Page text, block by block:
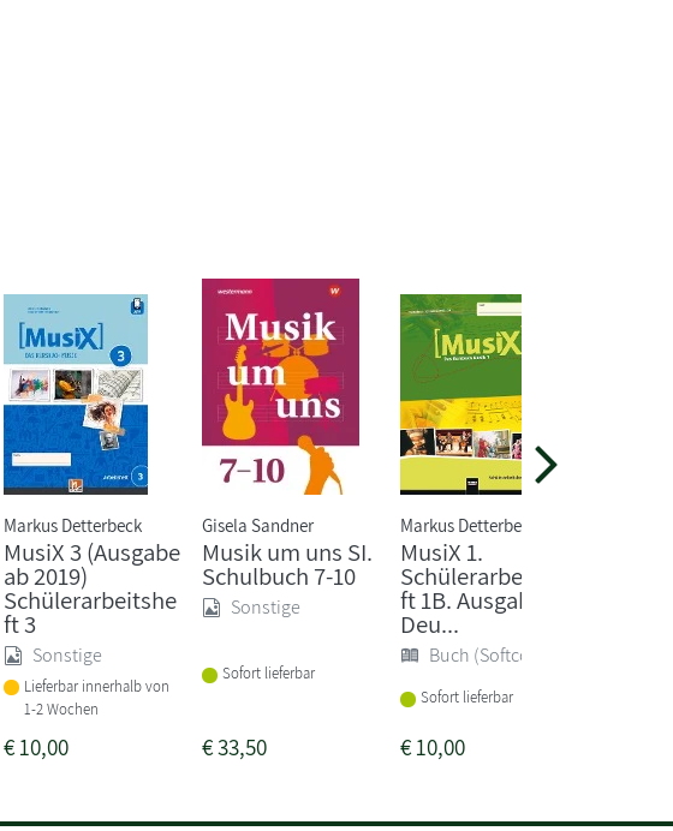
Markus Detterbeck
MusiX 3 (Ausgabe
ab 2019)
Schülerarbeitshe
ft 3
Sonstige
Lieferbar innerhalb von
1-2 Wochen
€10,00
Gisela Sandner
Musik um uns SI.
Schulbuch 7-10
Sonstige
Sofort lieferbar
€33,50
Markus Detterbeck
MusiX 1.
Schülerarbeitshe
ft 1B. Ausgabe
Deu...
Buch (Softcover)
Sofort lieferbar
€10,00